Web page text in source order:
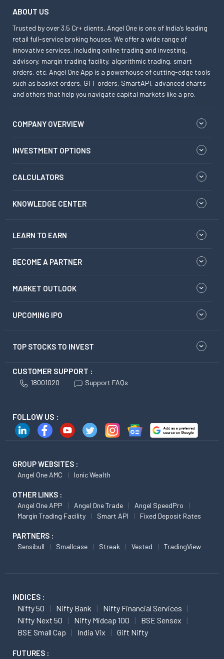
ABOUT US
Trusted by over 3.5 Cr+ clients, Angel One is one of India’s leading
retail full-service broking houses. We offer a wide range of
innovative services, including online trading and investing,
advisory, margin trading facility, algorithmic trading, smart
orders, etc. Angel One App is a powerhouse of cutting-edge tools
such as basket orders, GTT orders, SmartAPI, advanced charts
and others that help you navigate capital markets like a pro.
COMPANY OVERVIEW
INVESTMENT OPTIONS
CALCULATORS
KNOWLEDGE CENTER
LEARN TO EARN
BECOME A PARTNER
MARKET OUTLOOK
UPCOMING IPO
TOP STOCKS TO INVEST
CUSTOMER SUPPORT :
18001020 Support FAQs
FOLLOW US :
GROUP WEBSITES :
Angel One AMC Ionic Wealth
OTHER LINKS :
Angel One APP Angel One Trade
Angel SpeedPro
Margin Trading Facility
Smart API Fixed Deposit Rates
PARTNERS :
Sensibull Smallcase Streak Vested TradingView
INDICES :
Nifty 50 Nifty Bank
Nifty Financial Services
Nifty Next 50
Nifty Midcap 100
BSE Sensex
BSE Small Cap
India Vix Gift Nifty
FUTURES :